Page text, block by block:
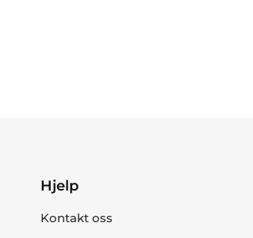
Hjelp
Kontakt oss